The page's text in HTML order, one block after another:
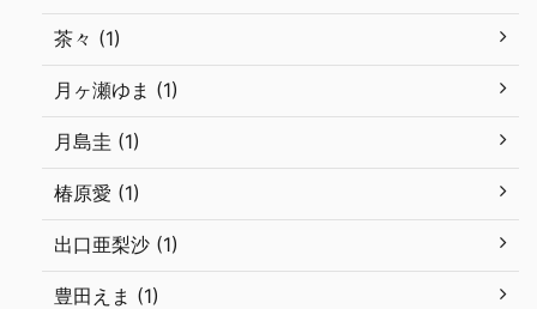
茶々 (1)
月ヶ瀬ゆま (1)
月島圭 (1)
椿原愛 (1)
出口亜梨沙 (1)
豊田えま (1)